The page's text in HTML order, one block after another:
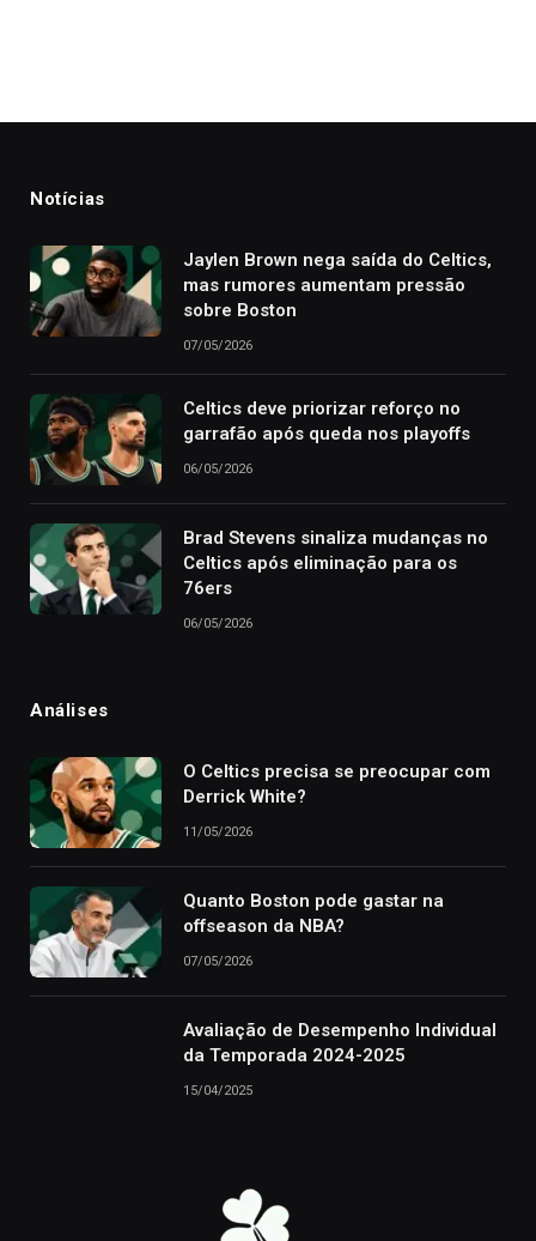
Notícias
Jaylen Brown nega saída do Celtics,
mas rumores aumentam pressão
sobre Boston
07/05/2026
Celtics deve priorizar reforço no
garrafão após queda nos playoffs
06/05/2026
Brad Stevens sinaliza mudanças no
Celtics após eliminação para os
76ers
06/05/2026
Análises
O Celtics precisa se preocupar com
Derrick White?
11/05/2026
Quanto Boston pode gastar na
offseason da NBA?
07/05/2026
Avaliação de Desempenho Individual
da Temporada 2024-2025
15/04/2025